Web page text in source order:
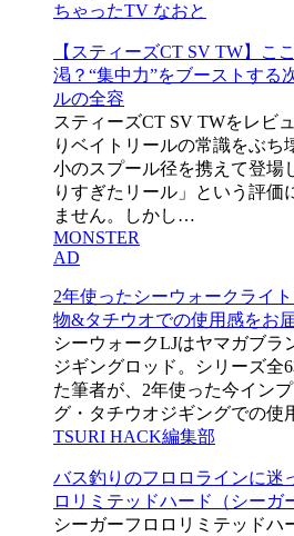
ちゃったTV なおと
【スティーズCT SV TW】こ
渇？“集中力”をブーストする
ルの全容
スティーズCT SV TWをレビ
りベイトリールの常識をぶち
小のスプール径を携えて登場
りすぎたリール」という評価
ません。しかし…
MONSTER
AD
2年使ったシーウォークライ
物&タチウオでの使用感をお
シーウォークLJはヤマガブラ
ジギングロッド。シリーズ全
た筆者が、2年使った今イン
グ・タチウオジギングでの
TSURI HACK編集部
バス釣りのフロロラインに迷
ロリミテッドハード（シーガ
シーガーフロロリミテッドハ